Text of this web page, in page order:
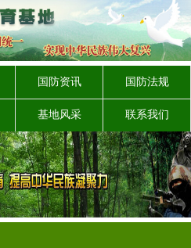
国防资讯 国防法规
基地风采 联系我们